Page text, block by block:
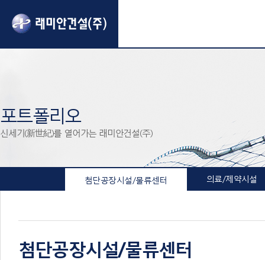
포트폴리오
신세기(新世紀)를 열어가는 래미안건설(주)
첨단공장시설/물류센터 의료/제약시설
첨단공장시설/물류센터